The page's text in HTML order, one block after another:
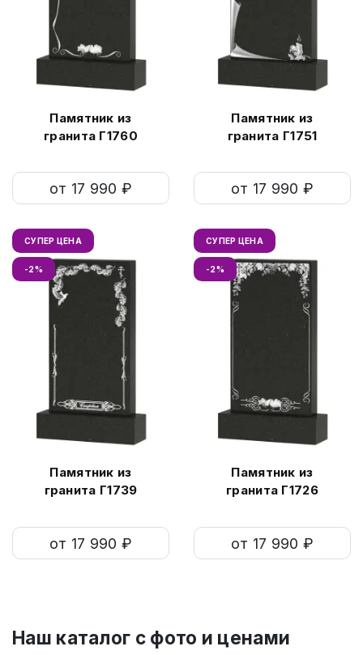
Памятник из
гранита Г1760
от 17 990 ₽
Памятник из
гранита Г1751
от 17 990 ₽
СУПЕР ЦЕНА
-2%
Памятник из
гранита Г1739
от 17 990 ₽
СУПЕР ЦЕНА
-2%
Памятник из
гранита Г1726
от 17 990 ₽
Наш каталог c фото и ценами